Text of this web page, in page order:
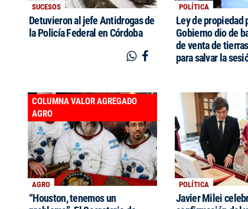
SUCESOS
Detuvieron al jefe Antidrogas de
la Policía Federal en Córdoba
POLÍTICA
Ley de propiedad
Gobierno dio de
de venta de
para salvar la
AGRO
COLUMNA VALOR AGREGADO
AGRO
“Houston, tenemos un
POLÍTICA
Javier Milei